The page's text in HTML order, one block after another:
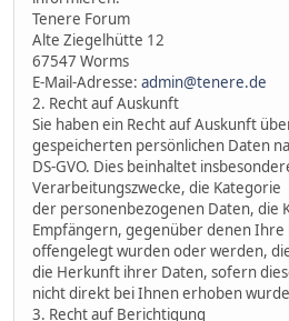
Tenere Forum
Alte Ziegelhütte 12
67547 Worms
E-Mail-Adresse: admin@tenere.de
2. Recht auf Auskunft
Sie haben ein Recht auf Auskunft
gespeicherten persönlichen Daten
DS-GVO. Dies beinhaltet
Verarbeitungszwecke, die Kategorie
der personenbezogenen Daten, die
Empfängern, gegenüber denen Ihre
offengelegt wurden oder werden,
die Herkunft ihrer Daten, sofern
nicht direkt bei Ihnen erhoben
3. Recht auf Berichtigung